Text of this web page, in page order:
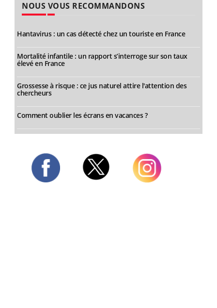
NOUS VOUS RECOMMANDONS
Hantavirus : un cas détecté chez un touriste en France
Mortalité infantile : un rapport s’interroge sur son taux
élevé en France
Grossesse à risque : ce jus naturel attire l'attention des
chercheurs
Comment oublier les écrans en vacances ?